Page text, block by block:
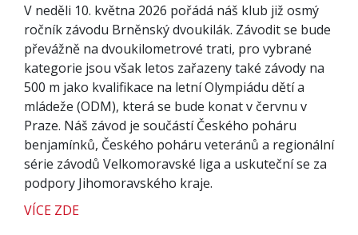
V neděli 10. května 2026 pořádá náš klub již osmý
ročník závodu Brněnský dvoukilák. Závodit se bude
převážně na dvoukilometrové trati, pro vybrané
kategorie jsou však letos zařazeny také závody na
500 m jako kvalifikace na letní Olympiádu dětí a
mládeže (ODM), která se bude konat v červnu v
Praze. Náš závod je součástí Českého poháru
benjamínků, Českého poháru veteránů a regionální
série závodů Velkomoravské liga a uskuteční se za
podpory Jihomoravského kraje.
VÍCE ZDE